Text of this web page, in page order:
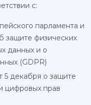
с:
парламента и
защите физических
данных и о
(GDPR)
5 декабря о защите
цифровых прав